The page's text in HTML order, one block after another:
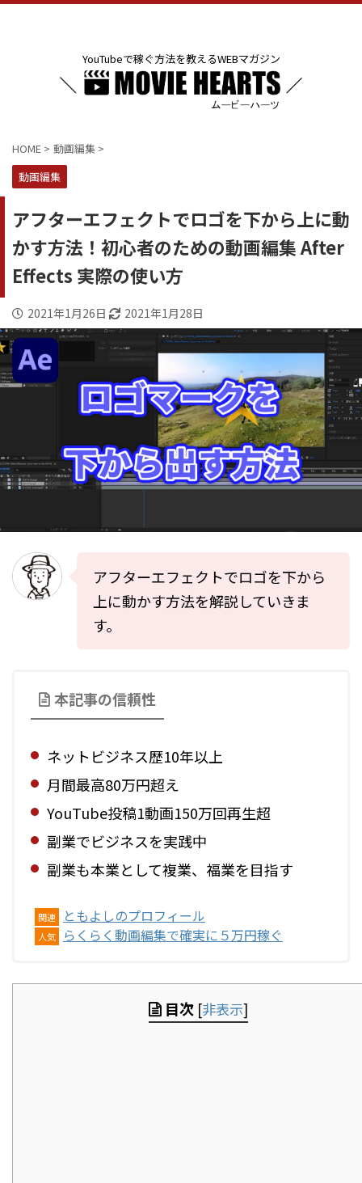
YouTubeで稼ぐ方法を教えるWEBマガジン
HOME > 動画編集 >
動画編集
アフターエフェクトでロゴを下から上に動
かす方法！初心者のための動画編集 After
Effects 実際の使い方
2021年1月26日 2021年1月28日
アフターエフェクトでロゴを下から
上に動かす方法を解説していきま
す。
本記事の信頼性
ネットビジネス歴10年以上
月間最高80万円超え
YouTube投稿1動画150万回再生超
副業でビジネスを実践中
副業も本業として複業、福業を目指す
関連 ともよしのプロフィール
人気 らくらく動画編集で確実に５万円稼ぐ
目次 [非表示]